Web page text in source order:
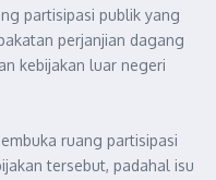
partisipasi publik yang
perjanjian dagang
kebijakan luar negeri
ruang partisipasi
tersebut, padahal isu